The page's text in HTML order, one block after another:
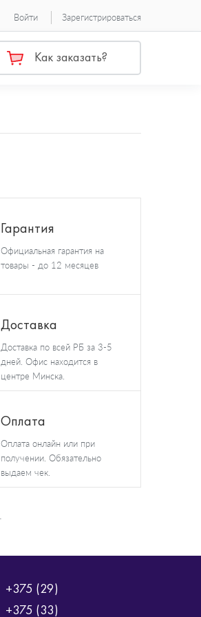
Войти Зарегистрироваться
Как заказать?
Гарантия
Официальная гарантия на
товары - до 12 месяцев
Доставка
Доставка по всей РБ за 3-5
дней. Офис находится в
центре Минска.
Оплата
Оплата онлайн или при
получении. Обязательно
выдаем чек.
+375 (29)
+375 (33)